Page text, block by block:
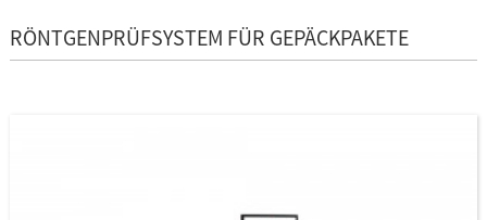
RÖNTGENPRÜFSYSTEM FÜR GEPÄCKPAKETE